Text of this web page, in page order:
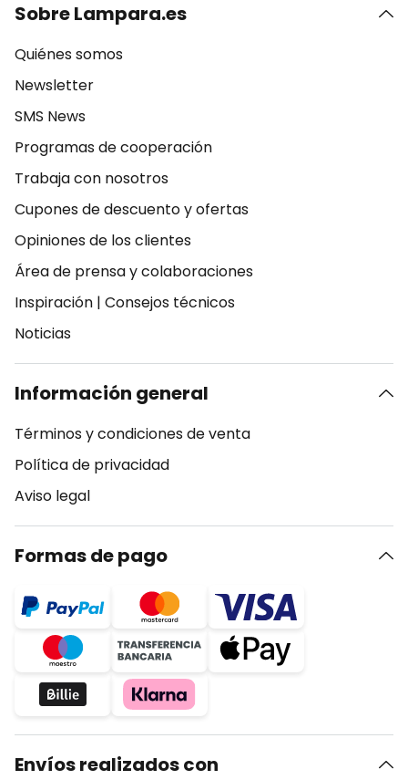
Sobre Lampara.es
Quiénes somos
Newsletter
SMS News
Programas de cooperación
Trabaja con nosotros
Cupones de descuento y ofertas
Opiniones de los clientes
Área de prensa y colaboraciones
Inspiración | Consejos técnicos
Noticias
Información general
Términos y condiciones de venta
Política de privacidad
Aviso legal
Formas de pago
Envíos realizados con